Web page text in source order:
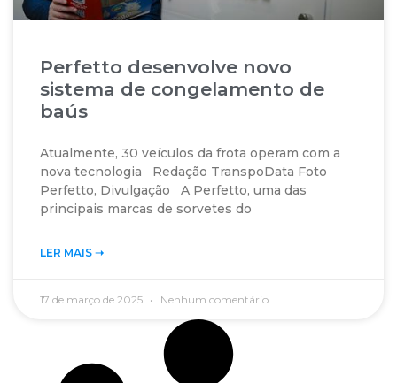
Perfetto desenvolve novo
sistema de congelamento de
baús
Atualmente, 30 veículos da frota operam com a
nova tecnologia Redação TranspoData Foto
Perfetto, Divulgação A Perfetto, uma das
principais marcas de sorvetes do
LER MAIS ➝‬
17 de março de 2025 Nenhum comentário